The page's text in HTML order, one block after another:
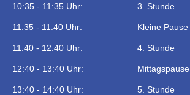
10:35 - 11:35 Uhr: 3. Stunde
11:35 - 11:40 Uhr: Kleine Pause
11:40 - 12:40 Uhr: 4. Stunde
12:40 - 13:40 Uhr: Mittagspause
13:40 - 14:40 Uhr: 5. Stunde